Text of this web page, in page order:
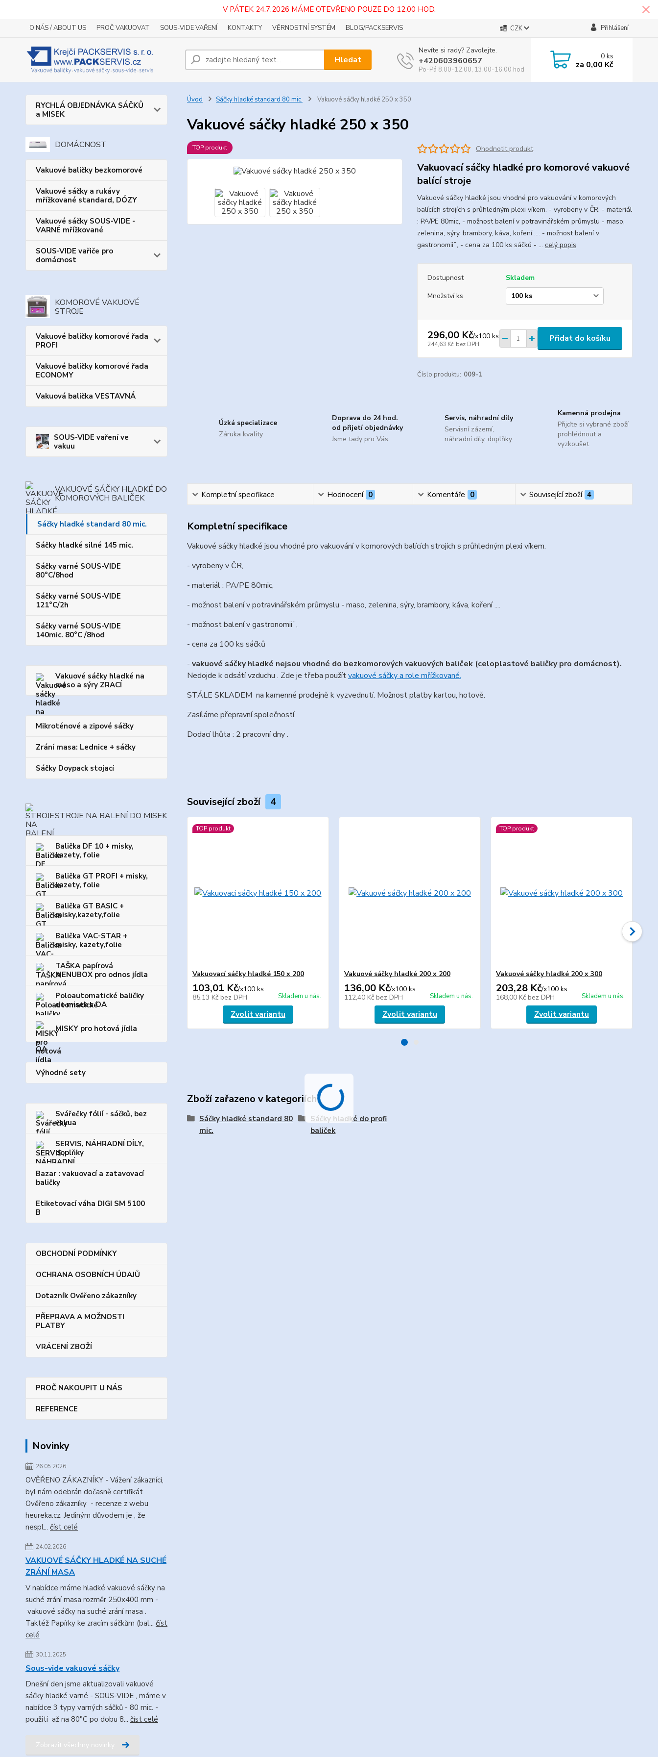
V PÁTEK 24.7.2026 MÁME OTEVŘENO POUZE DO 12.00 HOD.
O NÁS / ABOUT US PROČ VAKUOVAT SOUS-VIDE VAŘENÍ KONTAKTY VĚRNOSTNÍ SYSTÉM BLOG/PACKSERVIS CZK Přihlášení
Hledat
Nevíte si rady? Zavolejte.
+420603960657
Po-Pá 8.00-12.00, 13.00-16.00 hod
0ks
za 0,00 Kč
RYCHLÁ OBJEDNÁVKA SÁČKŮ
a MISEK
DOMÁCNOST
Vakuové baličky bezkomorové
Vakuové sáčky a rukávy
mřížkované standard, DÓZY
Vakuové sáčky SOUS-VIDE -
VARNÉ mřížkované
SOUS-VIDE vařiče pro
domácnost
KOMOROVÉ VAKUOVÉ
STROJE
Vakuové baličky komorové řada
PROFI
Vakuové baličky komorové řada
ECONOMY
Vakuová balička VESTAVNÁ
SOUS-VIDE vaření ve
vakuu
VAKUOVÉ SÁČKY HLADKÉ DO
KOMOROVÝCH BALIČEK
Sáčky hladké standard 80 mic.
Sáčky hladké silné 145 mic.
Sáčky varné SOUS-VIDE
80°C/8hod
Sáčky varné SOUS-VIDE
121°C/2h
Sáčky varné SOUS-VIDE
140mic. 80°C /8hod
Vakuové sáčky hladké na
maso a sýry ZRACÍ
Mikroténové a zipové sáčky
Zrání masa: Lednice + sáčky
Sáčky Doypack stojací
STROJE NA BALENÍ DO MISEK
Balička DF 10 + misky,
kazety, folie
Balička GT PROFI + misky,
kazety, folie
Balička GT BASIC +
misky,kazety,folie
Balička VAC-STAR +
misky, kazety,folie
TAŠKA papírová
MENUBOX pro odnos jídla
Poloautomatické baličky
do misek s OA
MISKY pro hotová jídla
Výhodné sety
Svářečky fólií - sáčků, bez
vakua
SERVIS, NÁHRADNÍ DÍLY,
doplňky
Bazar : vakuovací a zatavovací
baličky
Etiketovací váha DIGI SM 5100
B
OBCHODNÍ PODMÍNKY
OCHRANA OSOBNÍCH ÚDAJŮ
Dotazník Ověřeno zákazníky
PŘEPRAVA A MOŽNOSTI
PLATBY
VRÁCENÍ ZBOŽÍ
PROČ NAKOUPIT U NÁS
REFERENCE
Novinky
26.05.2026
OVĚŘENO ZÁKAZNÍKY - Vážení zákazníci,
byl nám odebrán dočasně certifikát
Ověřeno zákazníky - recenze z webu
heureka.cz. Jediným důvodem je , že
nespl... číst celé
24.02.2026
VAKUOVÉ SÁČKY HLADKÉ NA SUCHÉ
ZRÁNÍ MASA
V nabídce máme hladké vakuové sáčky na
suché zrání masa rozměr 250x400 mm -
vakuové sáčky na suché zrání masa .
Taktéž Papírky ke zracím sáčkům (bal... číst
celé
30.11.2025
Sous-vide vakuové sáčky
Dnešní den jsme aktualizovali vakuové
sáčky hladké varné - SOUS-VIDE , máme v
nabídce 3 typy varných sáčků - 80 mic. -
použití až na 80°C po dobu 8... číst celé
Zobrazit všechny novinky
Úvod Sáčky hladké standard 80 mic. Vakuové sáčky hladké 250 x 350
Vakuové sáčky hladké 250 x 350
TOP produkt Ohodnotit produkt
Vakuovací sáčky hladké pro komorové vakuové
balící stroje
Vakuové sáčky hladké jsou vhodné pro vakuování v komorových
balících strojích s průhledným plexi víkem. - vyrobeny v ČR, - materiál
: PA/PE 80mic, - možnost balení v potravinářském průmyslu - maso,
zelenina, sýry, brambory, káva, koření .... - možnost balení v
gastronomii¨, - cena za 100 ks sáčků - ... celý popis
Dostupnost
Skladem
Množství ks
296,00 Kč/x100 ks
244,63 Kč bez DPH
Přidat do košíku
Číslo produktu: 009-1
Úzká specializace
Záruka kvality
Doprava do 24 hod.
od přijetí objednávky
Jsme tady pro Vás.
Servis, náhradní díly
Servisní zázemí,
náhradní díly, doplňky
Kamenná prodejna
Přijďte si vybrané zboží
prohlédnout a
vyzkoušet
Kompletní specifikace Hodnocení 0 Komentáře 0 Související zboží 4
Kompletní specifikace
Vakuové sáčky hladké jsou vhodné pro vakuování v komorových balících strojích s průhledným plexi víkem.
- vyrobeny v ČR,
- materiál : PA/PE 80mic,
- možnost balení v potravinářském průmyslu - maso, zelenina, sýry, brambory, káva, koření ....
- možnost balení v gastronomii¨,
- cena za 100 ks sáčků
- vakuové sáčky hladké nejsou vhodné do bezkomorových vakuových baliček (celoplastové baličky pro domácnost).
Nedojde k odsátí vzduchu . Zde je třeba použítvakuové sáčky a role mřížkované.
STÁLE SKLADEM na kamenné prodejně k vyzvednutí. Možnost platby kartou, hotově.
Zasíláme přepravní společností.
Dodací lhůta : 2 pracovní dny .
Související zboží 4
TOP produkt
Vakuovací sáčky hladké 150 x 200
103,01 Kč/x100 ks
85,13 Kč bez DPH Skladem u nás.
Zvolit variantu
Vakuové sáčky hladké 200 x 200
136,00 Kč/x100 ks
112,40 Kč bez DPH Skladem u nás.
Zvolit variantu
TOP produkt
Vakuové sáčky hladké 200 x 300
203,28 Kč/x100 ks
168,00 Kč bez DPH Skladem u nás.
Zvolit variantu
Zboží zařazeno v kategoriích
Sáčky hladké standard 80
mic.
Sáčky hladké do profi
baliček